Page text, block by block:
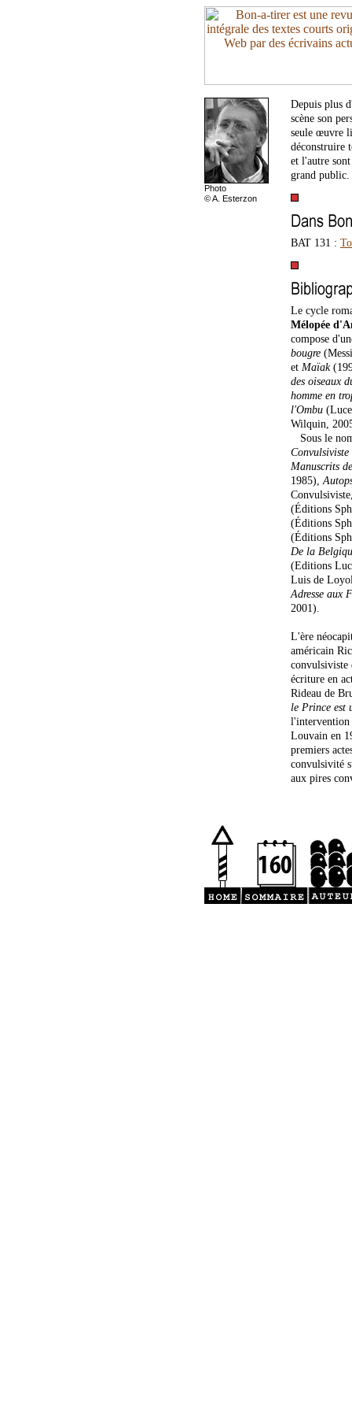
Photo
© A. Esterzon
Depuis plus
scène son
seule œuvre
déconstruire
et l'autre
grand public.
BAT 131 :
Le cycle
Mélopée
compose
bougre
et Maïak
des oiseaux
homme en
l'Ombu
Wilquin,
Sous le
Convulsiviste
Manuscrits
1985),
(Éditions
(Éditions
(Éditions
De la
(Editions
Luis de
Adresse aux
2001).
L'ère
américain
convulsiviste
écriture en
Rideau de
le Prince est
l'intervention
Louvain en
premiers
convulsivité
aux pires